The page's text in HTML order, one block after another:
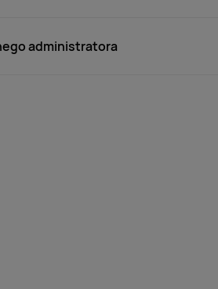
administratora